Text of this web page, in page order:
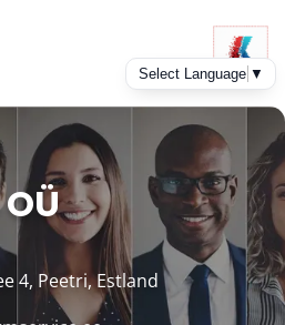
4, Peetri, Estland